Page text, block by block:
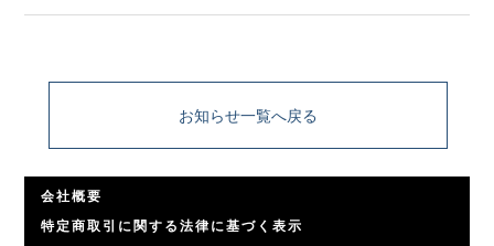
お知らせ一覧へ戻る
会社概要
特定商取引に関する法律に基づく表示